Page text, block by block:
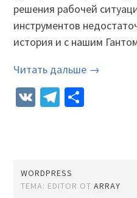
решения рабочей
инструментов
история и с нашим
Читать дальше →
VK Telegram
WORDPRESS
ТЕМА: EDITOR ОТARRAY